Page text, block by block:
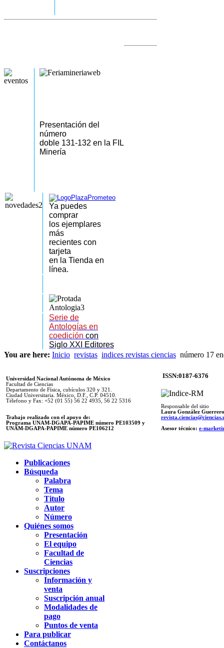
Presentación del
número
doble 131-132 en la FIL
Minería
Ya puedes
comprar
los ejemplares
más
recientes con
tarjeta
en la Tienda en
línea.
Serie de
Antologías en
coedición con
Siglo XXI Editores
You are here: Inicio revistas indices revistas ciencias número 17
Universidad Nacional Autónoma de México
Facultad de Ciencias
Departamento de Física, cubículos 320 y 321.
Ciudad Universitaria. México, D.F., C.P. 04510.
Télefono y Fax: +52 (01 55) 56 22 4935, 56 22 5316
Trabajo realizado con el apoyo de:
Programa UNAM-DGAPA-PAPIME número PE103509 y
UNAM-DGAPA-PAPIME número PE106212
ISSN:0187-6376
Responsable del sitio
Laura González Guerrero
Asesor técnico: e-
Publicaciones
Búsqueda
Palabra
Tema
Titulo
Autor
Número
Quiénes somos
Presentación
El equipo
Facultad de
Ciencias
Suscripciones
Información y
venta
Suscripción anual
Modalidades de
pago
Puntos de venta
Para publicar
Contáctanos